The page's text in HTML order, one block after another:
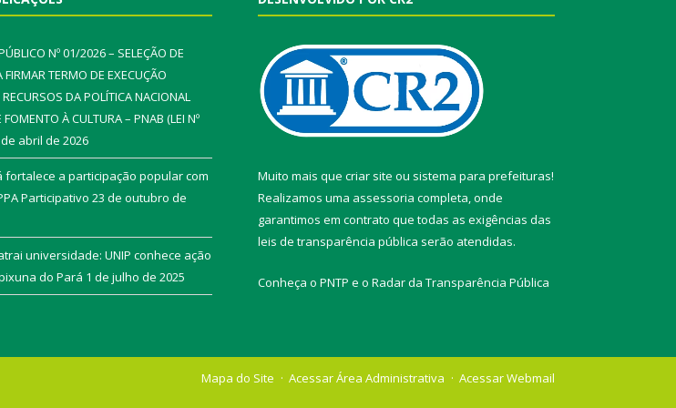
Nº 01/2026 – SELEÇÃO DE
FIRMAR TERMO DE EXECUÇÃO
DA POLÍTICA NACIONAL
FOMENTO À CULTURA – PNAB (LEI Nº
abril de 2026
fortalece a participação popular com
Participativo 23 de outubro de
universidade: UNIP conhece ação
do Pará 1 de julho de 2025
Muito mais que criar site ou sistema para prefeituras!
Realizamos uma assessoria completa, onde
garantimos em contrato que todas as exigências das
leis de transparência pública serão atendidas.
Conheça o PNTP e o Radar da Transparência Pública
Mapa do Site Acessar Área Administrativa Acessar Webmail